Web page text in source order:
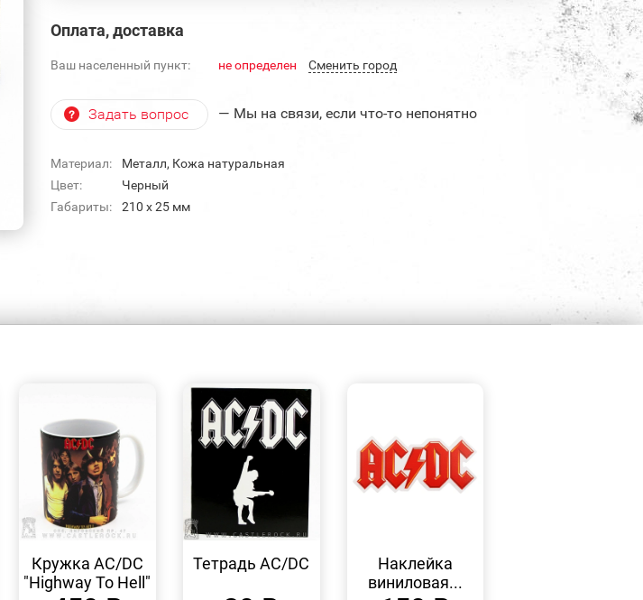
Оплата, доставка
Ваш населенный пункт: не определен Cменить город
Задать вопрос — Мы на связи, если что-то непонятно
Материал:
Металл, Кожа натуральная
Цвет:
Черный
Габариты:
210 x 25 мм
ПРОСМОТР
Кружка AC/DC
"Highway To Hell"
ПРОСМОТР
Тетрадь AC/DC
ПРОСМОТР
Наклейка
виниловая...